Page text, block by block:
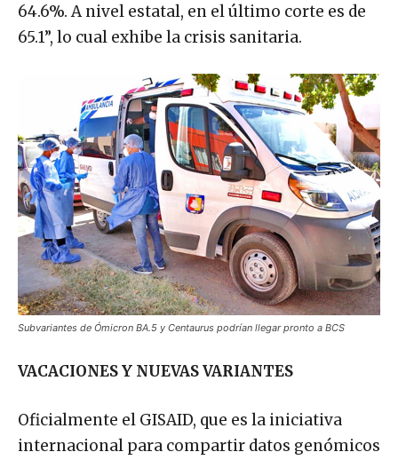
64.6%. A nivel estatal, en el último corte es de
65.1”, lo cual exhibe la crisis sanitaria.
Subvariantes de Ómicron BA.5 y Centaurus podrían llegar pronto a BCS
VACACIONES Y NUEVAS VARIANTES
Oficialmente el GISAID, que es la iniciativa
internacional para compartir datos genómicos